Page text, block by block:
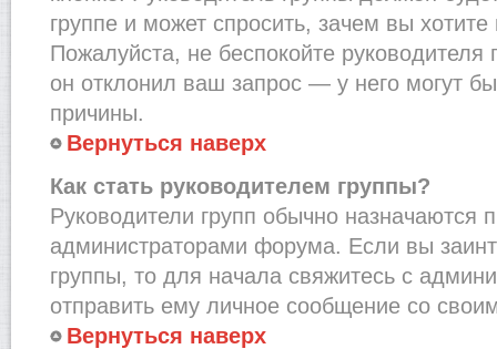
группе и может спросить, зачем вы хотите
Пожалуйста, не беспокойте
он отклонил ваш запрос — у него могут
причины.
Вернуться наверх
Как стать руководителем группы?
Руководители групп обычно назначаются
администраторами форума. Если вы
группы, то для начала свяжитесь с
отправить ему личное сообщение со
Вернуться наверх